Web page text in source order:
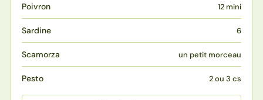
Poivron 12 mini
Sardine 6
Scamorza un petit morceau
Pesto 2 ou 3 cs